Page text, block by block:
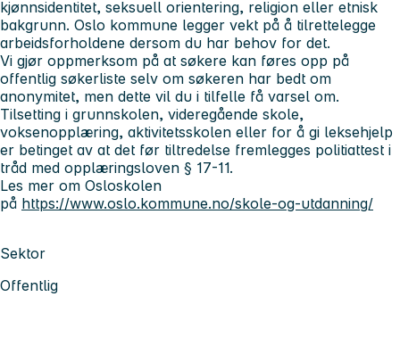
kjønnsidentitet, seksuell orientering, religion eller etnisk
bakgrunn. Oslo kommune legger vekt på å tilrettelegge
arbeidsforholdene dersom du har behov for det.
Vi gjør oppmerksom på at søkere kan føres opp på
offentlig søkerliste selv om søkeren har bedt om
anonymitet, men dette vil du i tilfelle få varsel om.
Tilsetting i grunnskolen, videregående skole,
voksenopplæring, aktivitetsskolen eller for å gi leksehjelp
er betinget av at det før tiltredelse fremlegges politiattest i
tråd med opplæringsloven § 17-11.
Les mer om Osloskolen
på https://www.oslo.kommune.no/skole-og-utdanning/
Sektor
Offentlig